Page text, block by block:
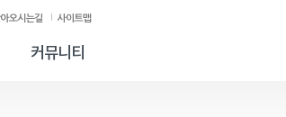
커뮤니티